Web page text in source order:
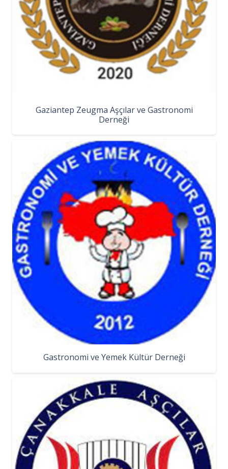
Gaziantep Zeugma Aşçılar ve Gastronomi
Derneği
Gastronomi ve Yemek Kültür Derneği